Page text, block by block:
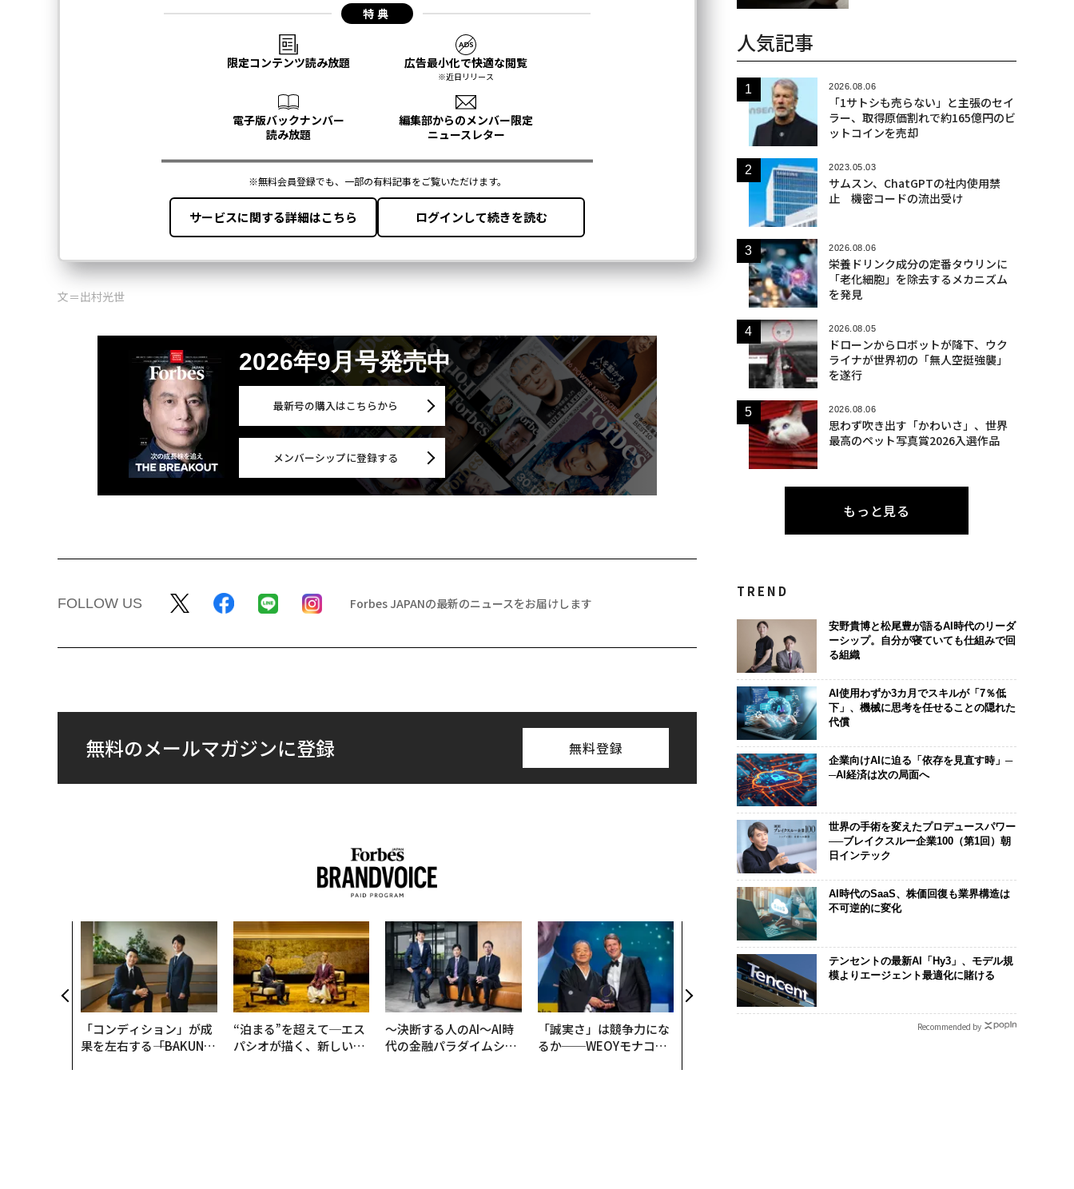
文＝出村光世
2026年9月号発売中
最新号の購入はこちらから
メンバーシップに登録する
FOLLOW US Forbes JAPANの最新のニュースをお届けします
無料のメールマガジンに登録 無料登録
「コンディション」が成
果を左右する――「BAKUN
“泊まる”を超えて─エス
パシオが描く、新しい日
〜決断する人のAI〜AI時
代の金融パラダイムシフ
「誠実さ」は競争力にな
るか──WEOYモナコで
エンジニアのためのサウ
ナ併設オフィス「Mobiu
s Park」がオープン──
タマディックが健康経営
を徹底する理由
模組織が挑む「AIフル実
装」“使う”企業から“動
年後の価値」
─アサインの
人気記事
2026.08.06
「1サトシも売らない」と主張のセイ
ラー、取得原価割れで約165億円のビ
ットコインを売却
2023.05.03
サムスン、ChatGPTの社内使用禁
止 機密コードの流出受け
2026.08.06
栄養ドリンク成分の定番タウリンに
「老化細胞」を除去するメカニズム
を発見
2026.08.05
ドローンからロボットが降下、ウク
ライナが世界初の「無人空挺強襲」
を遂行
2026.08.06
思わず吹き出す「かわいさ」、世界
最高のペット写真賞2026入選作品
もっと見る
TREND
安野貴博と松尾豊が語るAI時代のリーダ
ーシップ。自分が寝ていても仕組みで回
る組織
AI使用わずか3カ月でスキルが「7％低
下」、機械に思考を任せることの隠れた
代償
企業向けAIに迫る「依存を見直す時」─
─AI経済は次の局面へ
世界の手術を変えたプロデュースパワー
──ブレイクスルー企業100（第1回）朝
日インテック
AI時代のSaaS、株価回復も業界構造は
不可逆的に変化
テンセントの最新AI「Hy3」、モデル規
模よりエージェント最適化に賭ける
Recommended by